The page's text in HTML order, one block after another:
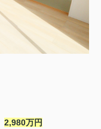
2,980万円